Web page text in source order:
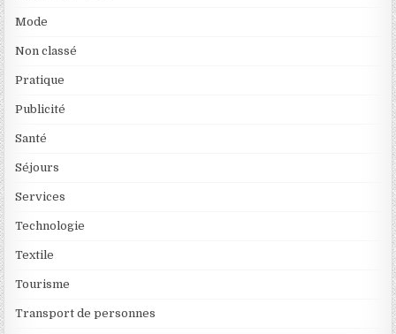
Mode
Non classé
Pratique
Publicité
Santé
Séjours
Services
Technologie
Textile
Tourisme
Transport de personnes